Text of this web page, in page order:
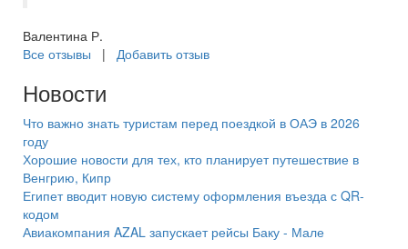
Валентина Р.
Все отзывы | Добавить отзыв
Новости
Что важно знать туристам перед поездкой в ОАЭ в 2026
году
Хорошие новости для тех, кто планирует путешествие в
Венгрию, Кипр
Египет вводит новую систему оформления въезда с QR-
кодом
Авиакомпания AZAL запускает рейсы Баку - Мале